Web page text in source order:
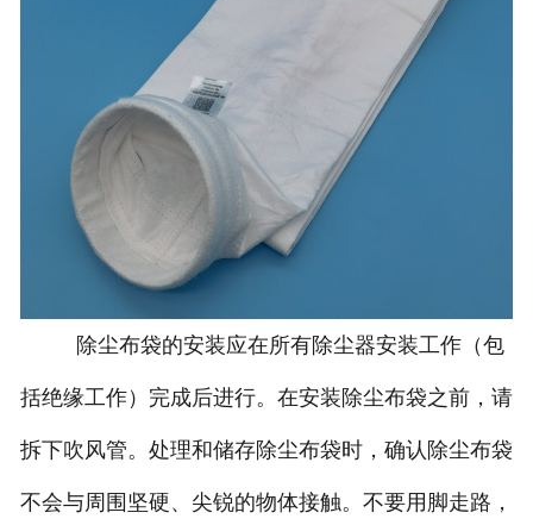
除尘布袋的安装应在所有除尘器安装工作（包
括绝缘工作）完成后进行。在安装除尘布袋之前，请
拆下吹风管。处理和储存除尘布袋时，确认除尘布袋
不会与周围坚硬、尖锐的物体接触。不要用脚走路，